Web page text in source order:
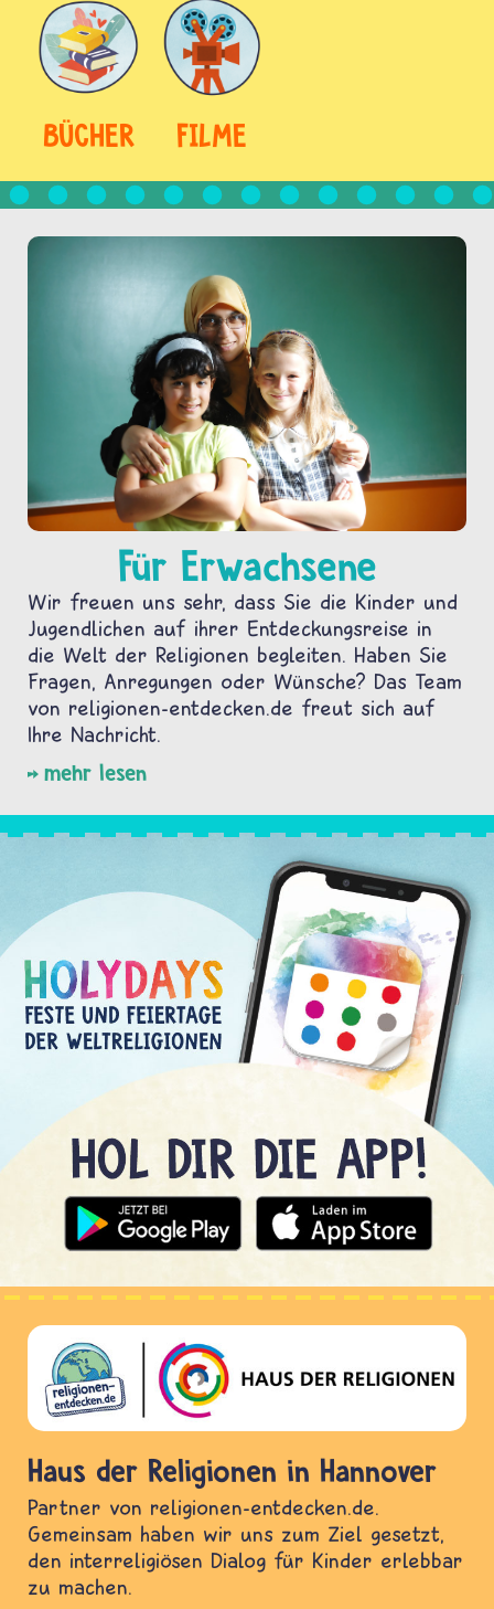
BÜCHER FILME
Für Erwachsene
Wir freuen uns sehr, dass Sie die Kinder und
Jugendlichen auf ihrer Entdeckungsreise in
die Welt der Religionen begleiten. Haben Sie
Fragen, Anregungen oder Wünsche? Das Team
von religionen-entdecken.de freut sich auf
Ihre Nachricht.
mehr lesen
Haus der Religionen in Hannover
Partner von religionen-entdecken.de.
Gemeinsam haben wir uns zum Ziel gesetzt,
den interreligiösen Dialog für Kinder erlebbar
zu machen.